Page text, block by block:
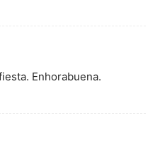
Enhorabuena.